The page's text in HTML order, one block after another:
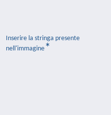
Inserire la stringa presente
nell'immagine